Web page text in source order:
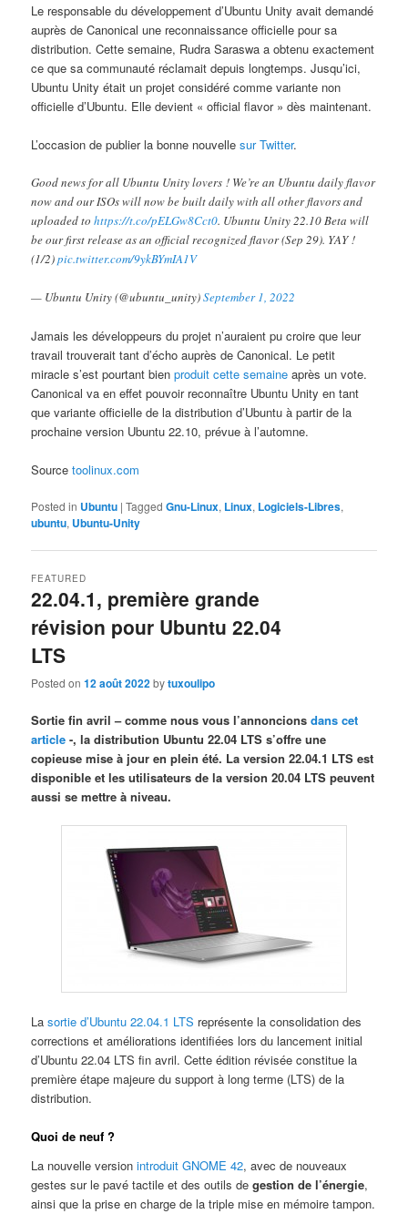
Le responsable du développement d’Ubuntu Unity avait demandé
auprès de Canonical une reconnaissance officielle pour sa
distribution. Cette semaine, Rudra Saraswa a obtenu exactement
ce que sa communauté réclamait depuis longtemps. Jusqu’ici,
Ubuntu Unity était un projet considéré comme variante non
officielle d’Ubuntu. Elle devient « official flavor » dès maintenant.
L’occasion de publier la bonne nouvellesur Twitter.
Good news for all Ubuntu Unity lovers ! We’re an Ubuntu daily flavor
now and our ISOs will now be built daily with all other flavors and
uploaded tohttps://t.co/pELGw8Cct0. Ubuntu Unity 22.10 Beta will
be our first release as an official recognized flavor (Sep 29). YAY !
(1/2)pic.twitter.com/9ykBYmIA1V
— Ubuntu Unity (@ubuntu_unity)September 1, 2022
Jamais les développeurs du projet n’auraient pu croire que leur
travail trouverait tant d’écho auprès de Canonical. Le petit
miracle s’est pourtant bienproduit cette semaine après un vote.
Canonical va en effet pouvoir reconnaître Ubuntu Unity en tant
que variante officielle de la distribution d’Ubuntu à partir de la
prochaine version Ubuntu 22.10, prévue à l’automne.
Sourcetoolinux.com
Posted in Ubuntu |Tagged Gnu-Linux, Linux, Logiciels-Libres,
ubuntu, Ubuntu-Unity
22.04.1, première grande
révision pour Ubuntu 22.04
LTS
FEATURED
Posted on12 août 2022bytuxoulipo
Sortie fin avril – comme nous vous l’annoncionsdans cet
article -, la distribution Ubuntu 22.04 LTS s’offre une
copieuse mise à jour en plein été. La version 22.04.1 LTS est
disponible et les utilisateurs de la version 20.04 LTS peuvent
aussi se mettre à niveau.
Lasortie d’Ubuntu 22.04.1 LTS représente la consolidation des
corrections et améliorations identifiées lors du lancement initial
d’Ubuntu 22.04 LTS fin avril. Cette édition révisée constitue la
première étape majeure du support à long terme (LTS) de la
distribution.
Quoi de neuf ?
La nouvelle versionintroduit GNOME 42, avec de nouveaux
gestes sur le pavé tactile et des outils degestion de l’énergie,
ainsi que la prise en charge de la triple mise en mémoire tampon.